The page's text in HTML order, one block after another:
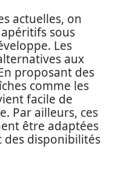
actuelles, on
sous
Les
aux
proposant des
comme les
facile de
Par ailleurs, ces
être adaptées
des disponibilités